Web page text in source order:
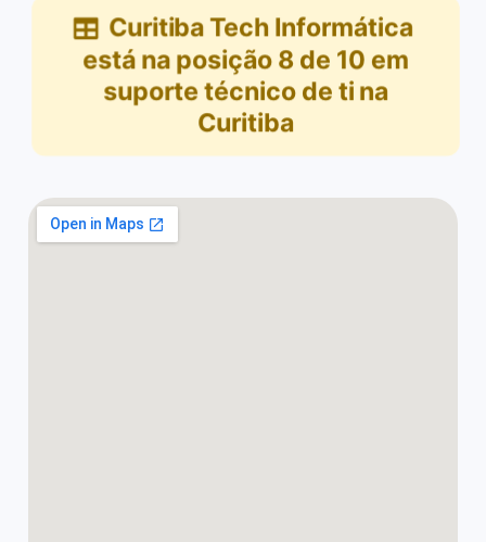
Curitiba Tech Informática
está na posição 8 de 10 em
suporte técnico de ti na
Curitiba